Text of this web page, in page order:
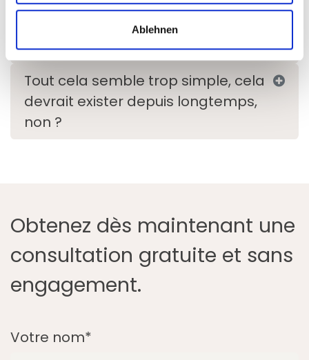
Ablehnen
ForgTin est-il pris en charge par
ma caisse d’assurance maladie ?
Tout cela semble trop simple, cela
devrait exister depuis longtemps,
non ?
Obtenez dès maintenant une
consultation gratuite et sans
engagement.
Votre nom*